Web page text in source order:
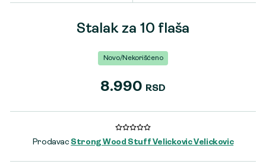
Stalak za 10 flaša
Novo/Nekorišćeno
8.990 RSD
Prodavac Strong Wood Stuff Velickovic Velickovic